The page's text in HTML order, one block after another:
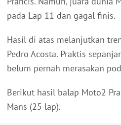
pada Lap 11 dan gagal finis.
Hasil di atas melanjutkan
Pedro Acosta. Praktis
belum pernah merasakan
Berikut hasil balap Moto2
Mans (25 lap).